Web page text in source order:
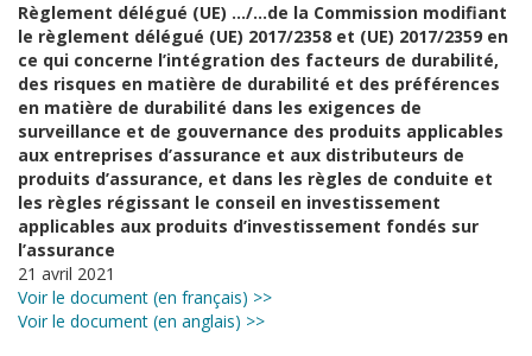
Règlement délégué (UE) …/…de la Commission modifiant
le règlement délégué (UE) 2017/2358 et (UE) 2017/2359 en
ce qui concerne l’intégration des facteurs de durabilité,
des risques en matière de durabilité et des préférences
en matière de durabilité dans les exigences de
surveillance et de gouvernance des produits applicables
aux entreprises d’assurance et aux distributeurs de
produits d’assurance, et dans les règles de conduite et
les règles régissant le conseil en investissement
applicables aux produits d’investissement fondés sur
l’assurance
21 avril 2021
Voir le document (en français) >>
Voir le document (en anglais) >>